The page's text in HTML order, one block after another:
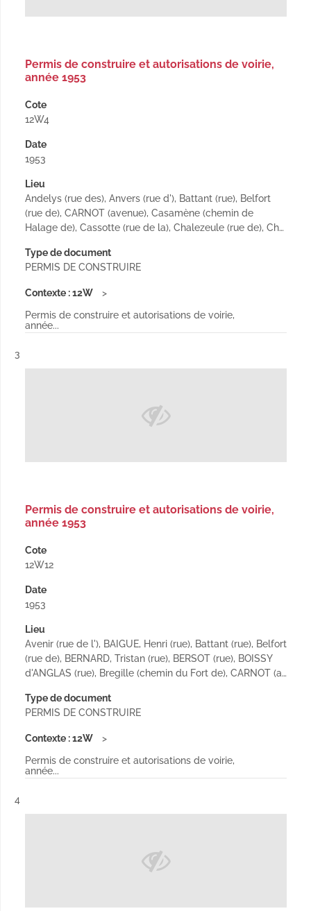
Permis de construire et autorisations de voirie,
année 1953
Cote
12W4
Date
1953
Lieu
Andelys (rue des), Anvers (rue d'), Battant (rue), Belfort
(rue de), CARNOT (avenue), Casamène (chemin de
Halage de), Cassotte (rue de la), Chalezeule (rue de), Ch…
Type de document
PERMIS DE CONSTRUIRE
Contexte : 12W
Permis de construire et autorisations de voirie,
année...
Résultat n°
3
Permis de construire et autorisations de voirie,
année 1953
Cote
12W12
Date
1953
Lieu
Avenir (rue de l'), BAIGUE, Henri (rue), Battant (rue), Belfort
(rue de), BERNARD, Tristan (rue), BERSOT (rue), BOISSY
d'ANGLAS (rue), Bregille (chemin du Fort de), CARNOT (a…
Type de document
PERMIS DE CONSTRUIRE
Contexte : 12W
Permis de construire et autorisations de voirie,
année...
Résultat n°
4